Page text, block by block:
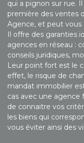
qui a pignon sur rue.
première des ventes
Agence, et peut vous
Il offre des garanties
agences en réseau :
conseils juridiques,
Leur point fort est le
effet, le risque de
mandat immobilier
cas avec une agence
de connaitre vos
les biens qui
vous éviter ainsi des